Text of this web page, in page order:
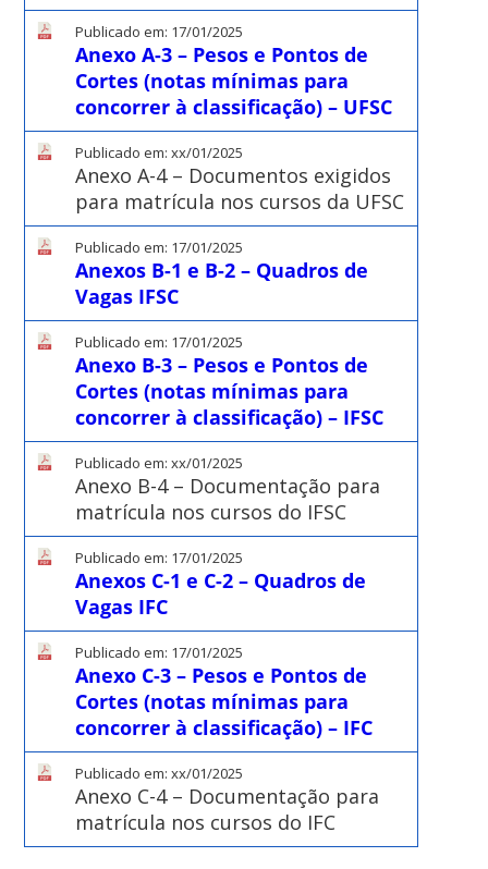
Publicado em: 17/01/2025
Anexo A-3 – Pesos e Pontos de
Cortes (notas mínimas para
concorrer à classificação) – UFSC
Publicado em: xx/01/2025
Anexo A-4 – Documentos exigidos
para matrícula nos cursos da UFSC
Publicado em: 17/01/2025
Anexos B-1 e B-2 – Quadros de
Vagas IFSC
Publicado em: 17/01/2025
Anexo B-3 – Pesos e Pontos de
Cortes (notas mínimas para
concorrer à classificação) – IFSC
Publicado em: xx/01/2025
Anexo B-4 – Documentação para
matrícula nos cursos do IFSC
Publicado em: 17/01/2025
Anexos C-1 e C-2 – Quadros de
Vagas IFC
Publicado em: 17/01/2025
Anexo C-3 – Pesos e Pontos de
Cortes (notas mínimas para
concorrer à classificação) – IFC
Publicado em: xx/01/2025
Anexo C-4 – Documentação para
matrícula nos cursos do IFC